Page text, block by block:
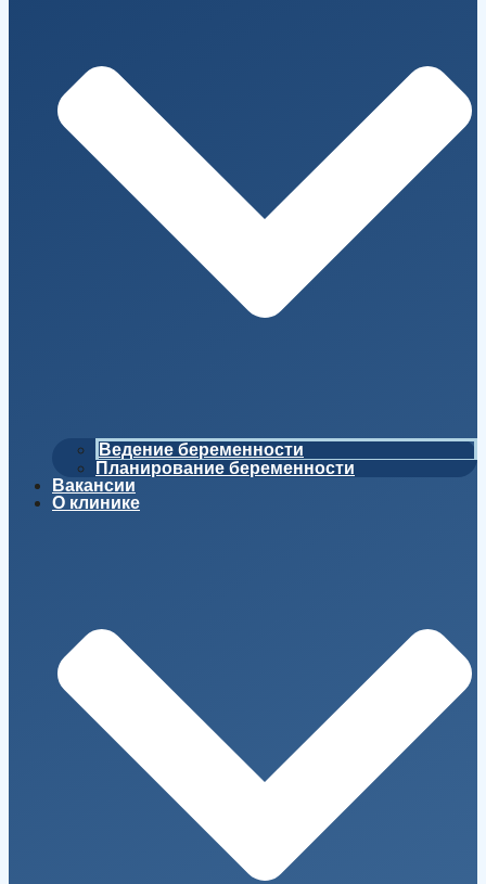
Ведение беременности
Планирование беременности
Вакансии
О клинике